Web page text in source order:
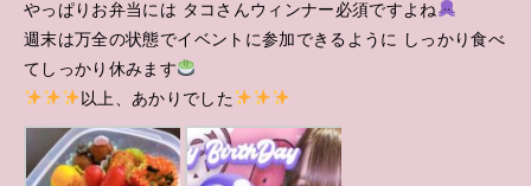
やっぱりお弁当には タコさんウィンナー必須ですよね
週末は万全の状態でイベントに参加できるように しっかり食べ
てしっかり休みます
以上、あかりでした